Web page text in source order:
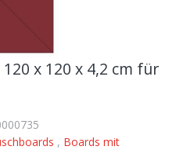
x 120 x 4,2 cm für
, Boards mit